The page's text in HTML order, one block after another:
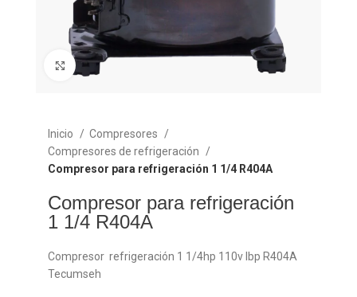
Click para agrandar
Inicio
Compresores
Compresores de refrigeración
Compresor para refrigeración 1 1/4 R404A
Compresor para refrigeración
1 1/4 R404A
Compresor refrigeración 1 1/4hp 110v lbp R404A
Tecumseh